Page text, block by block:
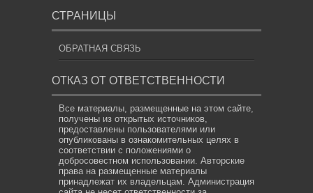
СТРАНИЦЫ
ОБРАТНАЯ СВЯЗЬ
ОТКАЗ ОТ ОТВЕТСТВЕННОСТИ
Все материалы, размещенные на этом сайте,
получены из открытых источников,
предоставлены пользователями или
опубликованы в ознакомительных целях в
соответствии с положениями о
добросовестном использовании. Авторские
права на размещенные материалы
принадлежат их владельцам. Администрация